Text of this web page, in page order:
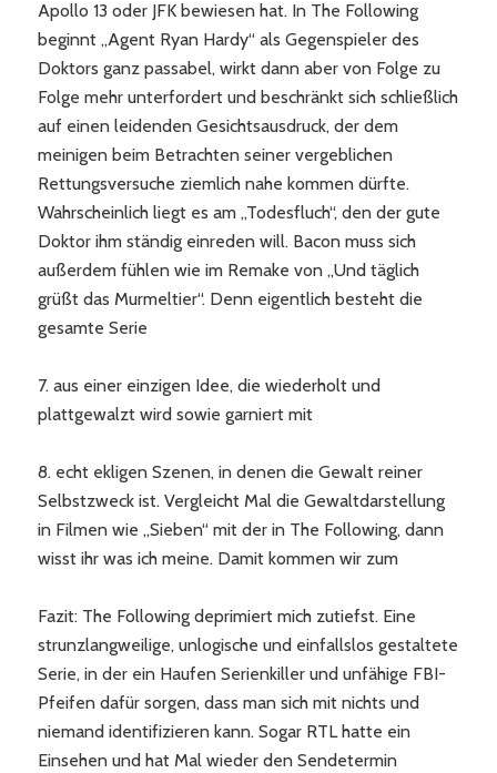
Apollo 13 oder JFK bewiesen hat. In The Following
beginnt „Agent Ryan Hardy“ als Gegenspieler des
Doktors ganz passabel, wirkt dann aber von Folge zu
Folge mehr unterfordert und beschränkt sich schließlich
auf einen leidenden Gesichtsausdruck, der dem
meinigen beim Betrachten seiner vergeblichen
Rettungsversuche ziemlich nahe kommen dürfte.
Wahrscheinlich liegt es am „Todesfluch“, den der gute
Doktor ihm ständig einreden will. Bacon muss sich
außerdem fühlen wie im Remake von „Und täglich
grüßt das Murmeltier“. Denn eigentlich besteht die
gesamte Serie
7. aus einer einzigen Idee, die wiederholt und
plattgewalzt wird sowie garniert mit
8. echt ekligen Szenen, in denen die Gewalt reiner
Selbstzweck ist. Vergleicht Mal die Gewaltdarstellung
in Filmen wie „Sieben“ mit der in The Following, dann
wisst ihr was ich meine. Damit kommen wir zum
Fazit: The Following deprimiert mich zutiefst. Eine
strunzlangweilige, unlogische und einfallslos gestaltete
Serie, in der ein Haufen Serienkiller und unfähige FBI-
Pfeifen dafür sorgen, dass man sich mit nichts und
niemand identifizieren kann. Sogar RTL hatte ein
Einsehen und hat Mal wieder den Sendetermin